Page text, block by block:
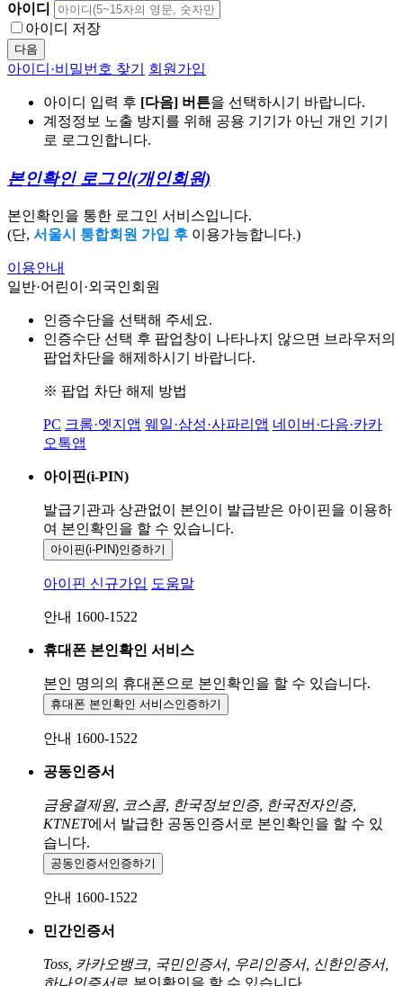
아이디
아이디 저장
다음
아이디·비밀번호 찾기 회원가입
아이디 입력 후 [다음] 버튼을 선택하시기 바랍니다.
계정정보 노출 방지를 위해 공용 기기가 아닌 개인 기기
로 로그인합니다.
본인확인 로그인(개인회원)
본인확인을 통한 로그인 서비스입니다.
(단, 서울시 통합회원 가입 후 이용가능합니다.)
이용안내
일반·어린이·외국인회원
인증수단을 선택해 주세요.
인증수단 선택 후 팝업창이 나타나지 않으면 브라우저의
팝업차단을 해제하시기 바랍니다.
※ 팝업 차단 해제 방법
PC 크롬·엣지앱 웨일·삼성·사파리앱 네이버·다음·카카
오톡앱
아이핀(i-PIN)
발급기관과 상관없이 본인이 발급받은 아이핀을 이용하
여 본인확인을 할 수 있습니다.
아이핀(i-PIN)인증하기
아이핀 신규가입 도움말
안내 1600-1522
휴대폰 본인확인 서비스
본인 명의의 휴대폰으로 본인확인을 할 수 있습니다.
휴대폰 본인확인 서비스인증하기
안내 1600-1522
공동인증서
금융결제원, 코스콤, 한국정보인증, 한국전자인증,
KTNET에서 발급한 공동인증서로 본인확인을 할 수 있
습니다.
공동인증서 인증하기
안내 1600-1522
민간인증서
Toss, 카카오뱅크, 국민인증서, 우리인증서, 신한인증서,